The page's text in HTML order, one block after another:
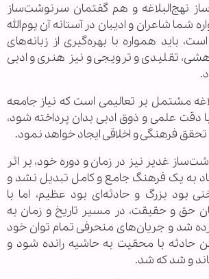
نهج‌البلاغه و هم گفتمان سرنوشت‌ساز
شما شاعران و ادیبان در آستانه آن یوم‌الله
باید همواره با بهره‌گیری از زبانه‌های
تقلیدی و ترویجی و نیز هنری و ادبی
مشتمل بر تعالیمی است که نیاز جامعه
دقت علمی و ذوق ادبی بدان پرداخته شود،
فرهنگی و اخلاقی ایجاد خواهد نمود.
غدیر نیز در زمان و دوره خود، بر اثر
به یک فرهنگ جامع و کامل تبدیل نشد و
بود بزرگ و حادثه‌ای بود عظیم، اما با
و حقیقت، در مسیر تاریخ و زمان به
شد و جریان‌های منحرفی تمام توان خود
این حادثه با محقیت به حاشیه رانده شود و
و شد که شد.